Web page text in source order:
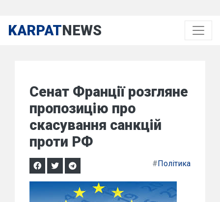
KARPATNEWS
Сенат Франції розгляне
пропозицію про
скасування санкцій
проти РФ
#Політика